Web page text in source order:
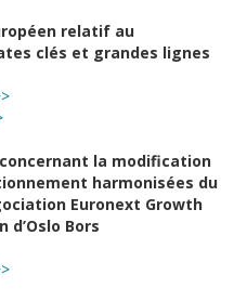
relatif au
clés et grandes lignes
la modification
harmonisées du
Euronext Growth
d’Oslo Bors